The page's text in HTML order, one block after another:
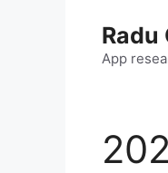
Radu
App